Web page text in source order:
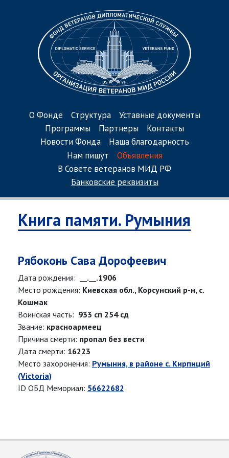
О Фонде Структура
Уставные документы
Программы
Партнеры
Контакты
Новости Фонда
Наша благодарность
Нам пишут
Объявления
В Совете ветеранов МИД РФ
Банковские реквизиты
Книга памяти. Румыния
Рябоконь Сава Дорофеевич
Дата рождения:
__.__.1906
Место рождения: Киевская обл., Корсунский р-н, с.
Кошмак
Воинская часть: 933 сп 254 сд
Звание: красноармеец
Причина смерти: пропал без вести
Дата смерти: 16223
Место захоронения: Румыния, в районе с. Кирпиций
(Victoria)
ID ОБД Мемориал: 56622682